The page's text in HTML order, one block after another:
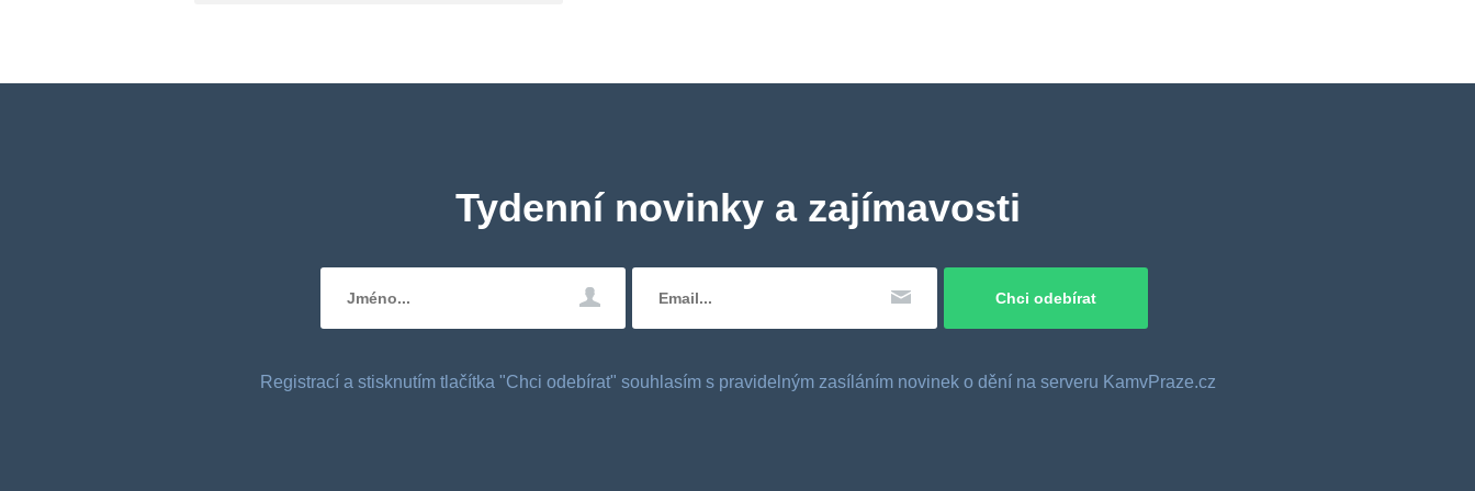
Tydenní novinky a zajímavosti
Registrací a stisknutím tlačítka "Chci odebírat" souhlasím s pravidelným zasíláním novinek o dění na serveru KamvPraze.cz